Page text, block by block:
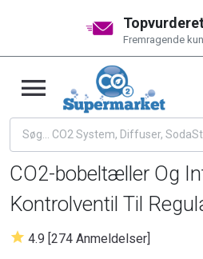
Fremragende
CO2-bobeltæller Og
Kontrolventil Til
4.9 [274 Anmeldelser]